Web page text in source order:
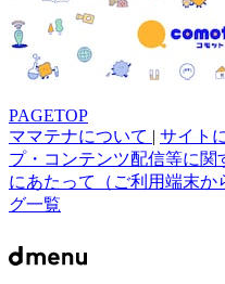
PAGETOP
ママテナについて | サイト
プ・コンテンツ配信等に関
にあたって（ご利用端末か
グ一覧